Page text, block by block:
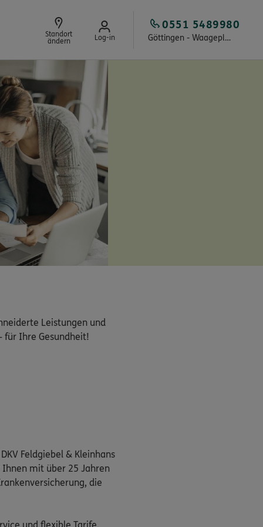
Standort
ändern
Log-in Göttingen - Waageplatz
0551 5489980
Leistungen und
für Ihre Gesundheit!
Feldgiebel & Kleinhans
mit über 25 Jahren
die